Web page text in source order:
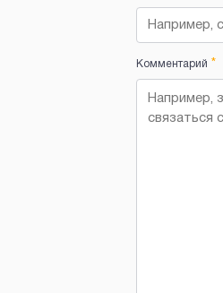
Комментарий *